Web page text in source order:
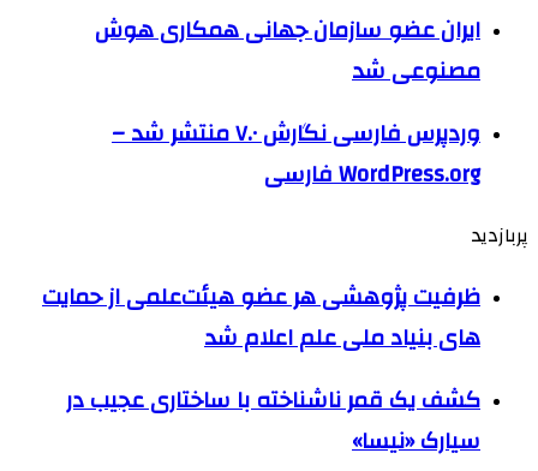
ایران عضو سازمان جهانی همکاری هوش
مصنوعی شد
وردپرس فارسی نگارش ۷.۰ منتشر شد –
WordPress.org فارسی
پربازدید
ظرفیت پژوهشی هر عضو هیئت‌علمی از حمایت
های بنیاد ملی علم اعلام شد
کشف یک قمر ناشناخته با ساختاری عجیب در
سیارک «نیسا»